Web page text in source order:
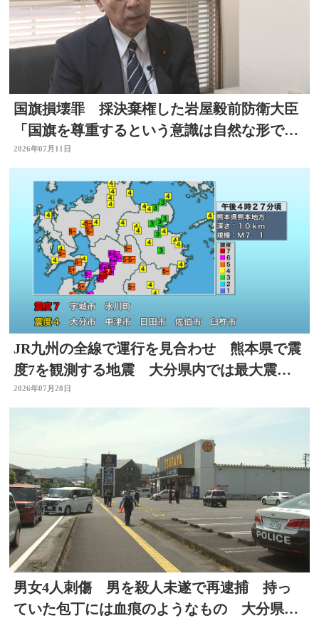
国旗損壊罪 採決棄権した岩屋毅前防衛大臣
「国旗を尊重するという意識は自然な形で育
まれるべきもの」大分
2026年07月11日
JR九州の全線で運行を見合わせ 熊本県で震
度7を観測する地震 大分県内では最大震度4
を観測
2026年07月28日
男女4人刺傷 男を殺人未遂で再逮捕 持っ
ていた包丁には血痕のようなもの 大分県佐